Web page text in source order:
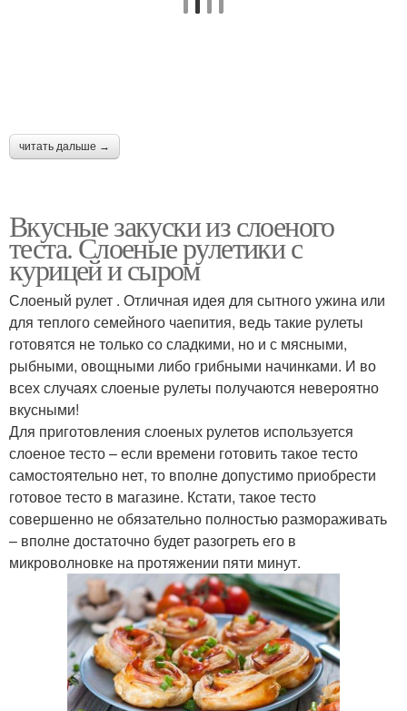
читать дальше →
Вкусные закуски из слоеного
теста. Слоеные рулетики с
курицей и сыром
Слоеный рулет . Отличная идея для сытного ужина или
для теплого семейного чаепития, ведь такие рулеты
готовятся не только со сладкими, но и с мясными,
рыбными, овощными либо грибными начинками. И во
всех случаях слоеные рулеты получаются невероятно
вкусными!
Для приготовления слоеных рулетов используется
слоеное тесто – если времени готовить такое тесто
самостоятельно нет, то вполне допустимо приобрести
готовое тесто в магазине. Кстати, такое тесто
совершенно не обязательно полностью размораживать
– вполне достаточно будет разогреть его в
микроволновке на протяжении пяти минут.